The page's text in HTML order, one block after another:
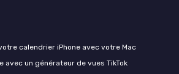
calendrier iPhone avec votre Mac
un générateur de vues TikTok